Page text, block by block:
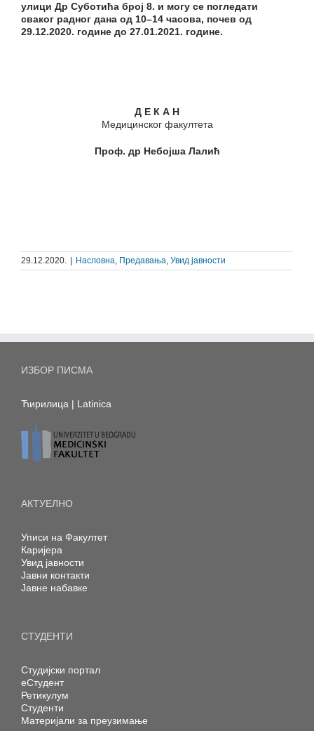
улици Др Суботића број 8. и могу се погледати
сваког радног дана од 10–14 часова, почев од
29.12.2020. године до 27.01.2021. године.
Д Е К А Н
Медицинског факултета
Проф. др Небојша Лалић
29.12.2020. Насловна, Предавања, Увид јавности
ИЗБОР ПИСМА
Ћирилица | Latinica
АКТУЕЛНО
Уписи на Факултет
Каријера
Увид јавности
Јавни контакти
Јавне набавке
СТУДЕНТИ
Студијски портал
еСтудент
Ретикулум
Студенти
Материјали за преузимање